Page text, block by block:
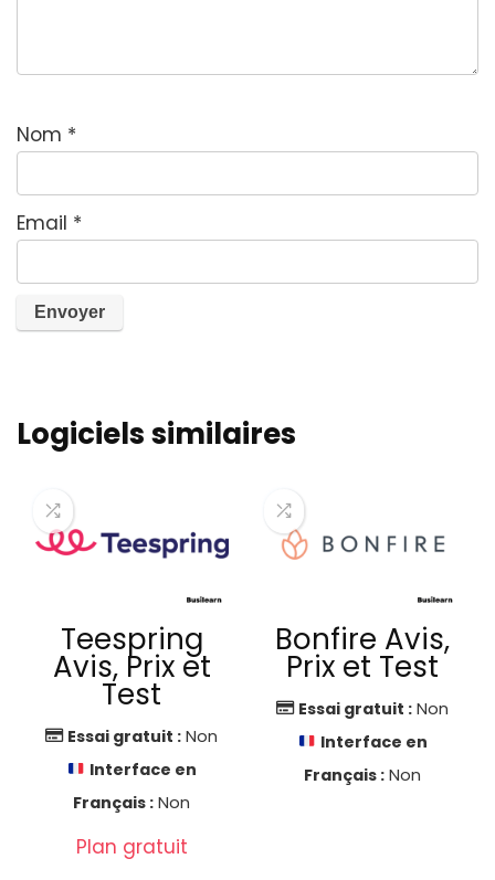
Nom *
Email *
Logiciels similaires
Teespring
Avis, Prix et
Test
Essai gratuit : Non
Interface en
Français : Non
Plan gratuit
Bonfire Avis,
Prix et Test
Essai gratuit : Non
Interface en
Français : Non